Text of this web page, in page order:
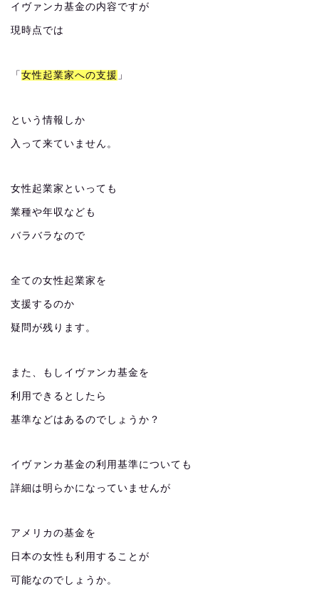
イヴァンカ基金の内容ですが
現時点では
「 女性起業家への支援 」
という情報しか
入って来ていません。
女性起業家といっても
業種や年収なども
バラバラなので
全ての女性起業家を
支援するのか
疑問が残ります。
また、もしイヴァンカ基金を
利用できるとしたら
基準などはあるのでしょうか？
イヴァンカ基金の利用基準についても
詳細は明らかになっていませんが
アメリカの基金を
日本の女性も利用することが
可能なのでしょうか。